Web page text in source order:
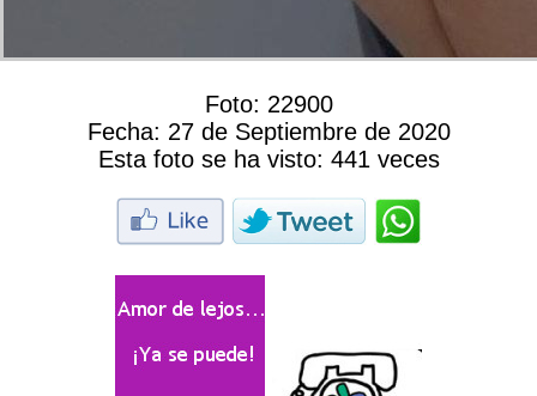
Foto: 22900
Fecha: 27 de Septiembre de 2020
Esta foto se ha visto: 441 veces